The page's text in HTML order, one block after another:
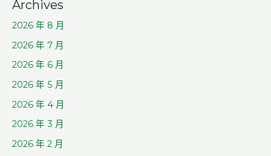
Archives
2026 年 8 月
2026 年 7 月
2026 年 6 月
2026 年 5 月
2026 年 4 月
2026 年 3 月
2026 年 2 月